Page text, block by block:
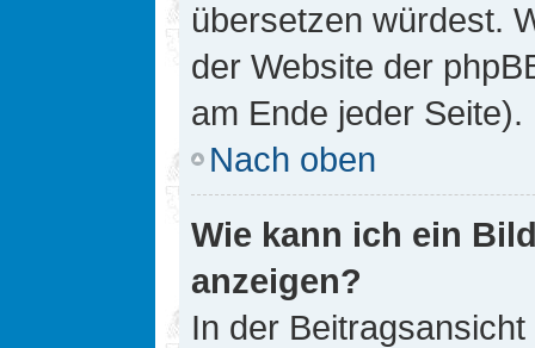
übersetzen würdest.
der Website der
am Ende jeder Seite).
Nach oben
Wie kann ich ein
anzeigen?
In der